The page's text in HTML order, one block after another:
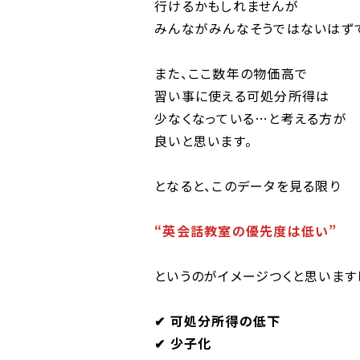
行けるかもしれませんが
みんながみんなそうではないはず
また、ここ数年の物価高で
習い事に使える可処分所得は
少なくなっている…と考える方が
良いと思います。
となると、このデータを見る限り
“英会話教室の優先度は低い”
というのがイメージつくと思います
✔︎ 可処分所得の低下
✔︎ 少子化